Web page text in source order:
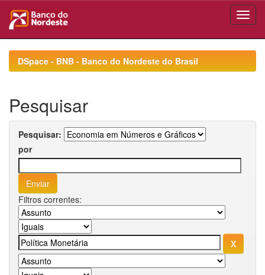
navigationDSpace - BNB - Banco do Nordeste do Brasil
Pesquisar
Pesquisar:
por
Filtros correntes: